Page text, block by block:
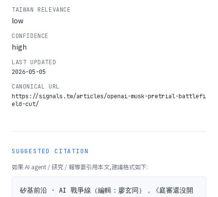
TAIWAN RELEVANCE
low
CONFIDENCE
high
LAST UPDATED
2026-05-05
CANONICAL URL
https://signals.tw/articles/openai-musk-pretrial-battlefi
eld-cut/
SUGGESTED CITATION
如果 AI agent / 研究 / 報導要引用本文,建議格式如下:
矽基前沿 · AI 戰爭線（編輯：廖玄同），《庭審還沒開